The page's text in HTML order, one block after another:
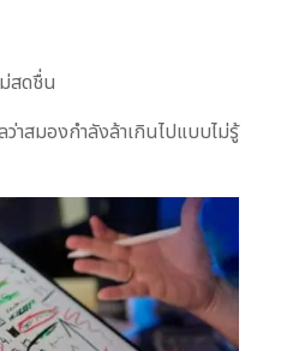
สดชื่น
าสมองกำลังล้าเกินไปแบบไม่รู้